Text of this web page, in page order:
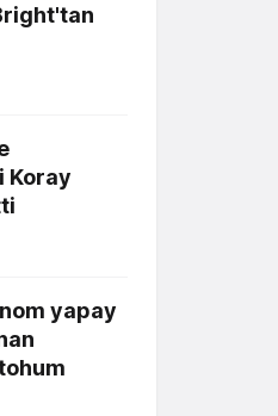
Koray
yapay